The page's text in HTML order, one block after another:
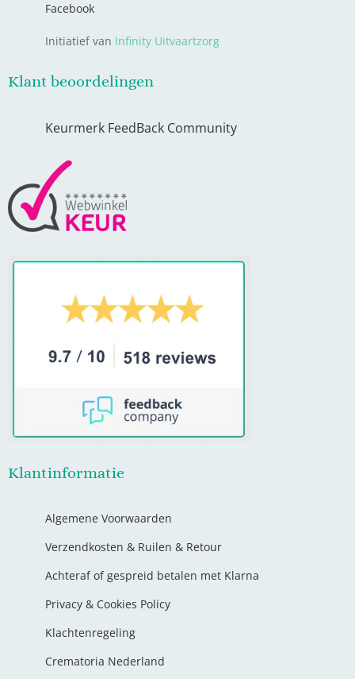
Facebook
Initiatief van Infinity Uitvaartzorg
Klant beoordelingen
Keurmerk FeedBack Community
Klantinformatie
Algemene Voorwaarden
Verzendkosten & Ruilen & Retour
Achteraf of gespreid betalen met Klarna
Privacy & Cookies Policy
Klachtenregeling
Crematoria Nederland